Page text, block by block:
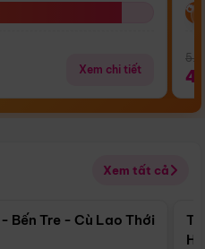
Xem chi tiết
Xem tất cả
Điểm nổi bật
Bến Tre - Cù Lao Thới